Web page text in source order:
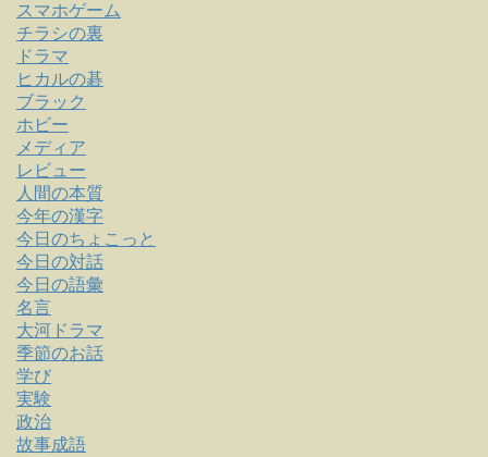
スマホゲーム
チラシの裏
ドラマ
ヒカルの碁
ブラック
ホビー
メディア
レビュー
人間の本質
今年の漢字
今日のちょこっと
今日の対話
今日の語彙
名言
大河ドラマ
季節のお話
学び
実験
政治
故事成語